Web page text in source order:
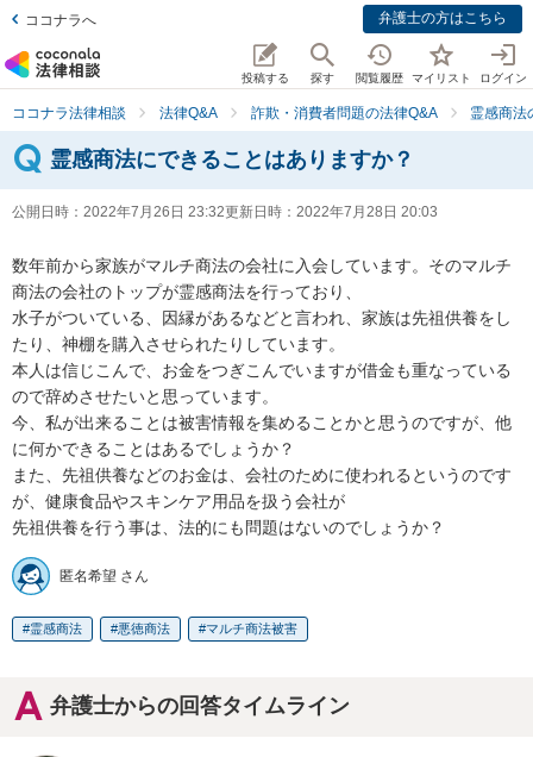
ココナラへ 弁護士の方はこちら
投稿する 探す 閲覧履歴 マイリスト ログイン
ココナラ法律相談 法律Q&A 詐欺・消費者問題の法律Q&A 霊感商法
霊感商法にできることはありますか？
公開日時： 2022年7月26日 23:32更新日時： 2022年7月28日 20:03
数年前から家族がマルチ商法の会社に入会しています。そのマルチ
商法の会社のトップが霊感商法を行っており、
水子がついている、因縁があるなどと言われ、家族は先祖供養をし
たり、神棚を購入させられたりしています。
本人は信じこんで、お金をつぎこんでいますが借金も重なっている
ので辞めさせたいと思っています。
今、私が出来ることは被害情報を集めることかと思うのですが、他
に何かできることはあるでしょうか？
また、先祖供養などのお金は、会社のために使われるというのです
が、健康食品やスキンケア用品を扱う会社が
先祖供養を行う事は、法的にも問題はないのでしょうか？
匿名希望 さん
霊感商法 悪徳商法 マルチ商法被害
弁護士からの回答タイムライン